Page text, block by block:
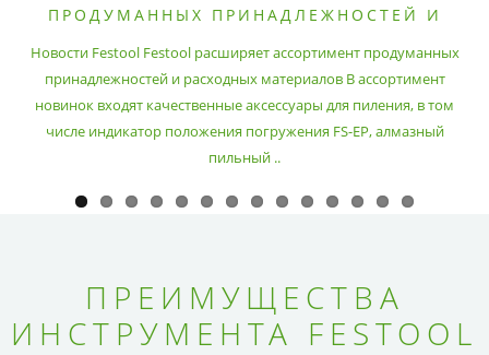
ПРОДУМАННЫХ ПРИНАДЛЕЖНОСТЕЙ И
Новости Festool Festool расширяет ассортимент продуманных
принадлежностей и расходных материалов В ассортимент
новинок входят качественные аксессуары для пиления, в том
числе индикатор положения погружения FS-EP, алмазный
пильный ..
ПРЕИМУЩЕСТВА
ИНСТРУМЕНТА FESTOOL